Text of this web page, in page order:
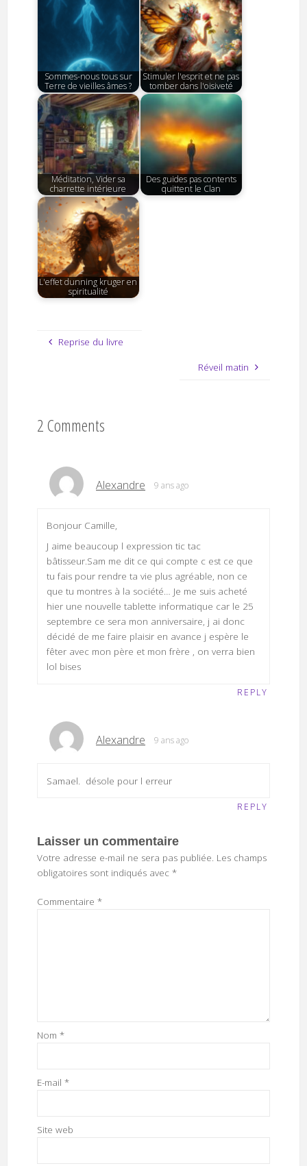
Sommes-nous tous sur
Terre de vieilles âmes ?
Stimuler l'esprit et ne pas
tomber dans l'oisiveté
Méditation, Vider sa
charrette intérieure
Des guides pas contents
quittent le Clan
L'effet dunning kruger en
spiritualité
Reprise du livre
Réveil matin
2 Comments
Alexandre 9 ans ago
Bonjour Camille,
J aime beaucoup l expression tic tac
bâtisseur.Sam me dit ce qui compte c est ce que
tu fais pour rendre ta vie plus agréable, non ce
que tu montres à la société… Je me suis acheté
hier une nouvelle tablette informatique car le 25
septembre ce sera mon anniversaire, j ai donc
décidé de me faire plaisir en avance j espère le
fêter avec mon père et mon frère , on verra bien
lol bises
REPLY
Alexandre 9 ans ago
Samael. désole pour l erreur
REPLY
Laisser un commentaire
Votre adresse e-mail ne sera pas publiée. Les champs
obligatoires sont indiqués avec *
Commentaire *
Nom *
E-mail *
Site web